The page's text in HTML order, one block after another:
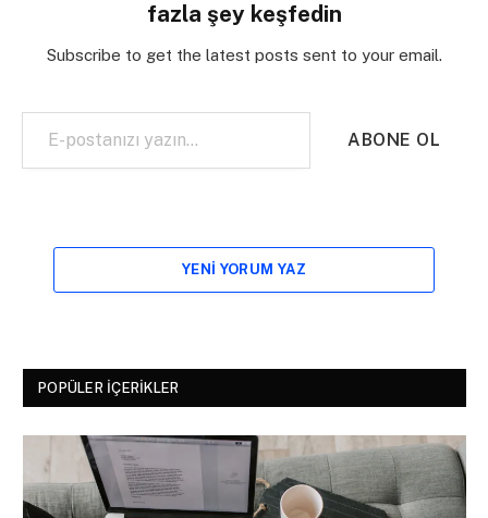
fazla şey keşfedin
Subscribe to get the latest posts sent to your email.
E-postanızı yazın…
ABONE OL
YENI YORUM YAZ
POPÜLER İÇERIKLER